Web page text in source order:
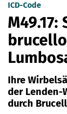
ICD-Code
Ihre
der Lenden-
durch